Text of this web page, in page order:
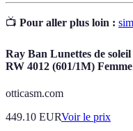
📺 Pour aller plus loin :
Ray Ban Lunettes de
RW 4012 (601/1M) Femme
otticasm.com
449.10 EURVoir le prix